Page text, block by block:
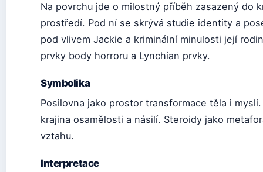
Na povrchu jde o milostný příběh zasazený do
prostředí. Pod ní se skrývá studie identity a
pod vlivem Jackie a kriminální minulosti její
prvky body horroru a Lynchian prvky.
Symbolika
Posilovna jako prostor transformace těla i
krajina osamělosti a násilí. Steroidy jako
vztahu.
Interpretace